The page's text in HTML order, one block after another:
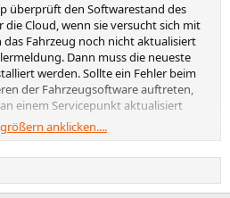
überprüft den Softwarestand des
Cloud, wenn sie versucht sich mit
Fahrzeug noch nicht aktualisiert
Dann muss die neueste
werden. Sollte ein Fehler beim
der Fahrzeugsoftware auftreten,
einem Servicepunkt aktualisiert
Polestar-Support, um Unterstützung
zu erhalten.
anklicken....